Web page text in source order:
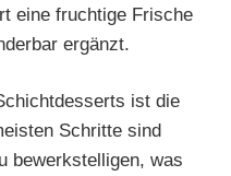
eine fruchtige Frische
ergänzt.
ist die
Schritte sind
bewerkstelligen, was